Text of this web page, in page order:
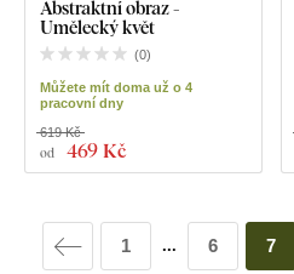
Abstraktní obraz -
Umělecký květ
(0)
Můžete mít doma už o 4
pracovní dny
od 469 Kč
619 Kč
1 ... 6 7